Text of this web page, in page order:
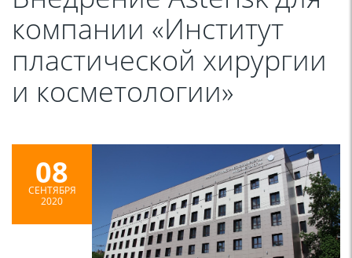
компании «Институт
пластической хирургии
и косметологии»
08
СЕНТЯБРЯ
2020